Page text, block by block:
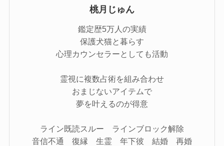
桃月じゅん
鑑定歴5万人の実績
保護犬猫と暮らす
心理カウンセラーとしても活動
霊視に複数占術を組み合わせ
おまじないアイテムで
夢を叶えるのが得意
ライン既読スルー ラインブロック解除
音信不通 復縁 生霊 年下彼 結婚 再婚